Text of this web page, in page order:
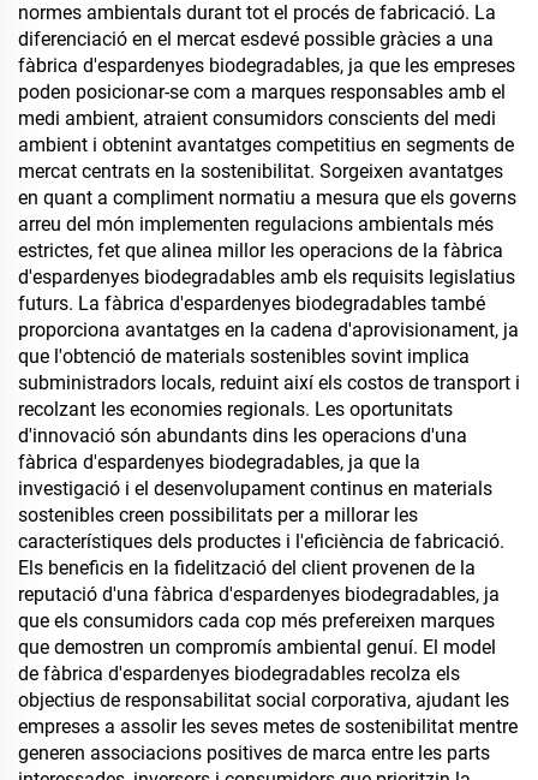
normes ambientals durant tot el procés de fabricació. La
diferenciació en el mercat esdevé possible gràcies a una
fàbrica d'espardenyes biodegradables, ja que les empreses
poden posicionar-se com a marques responsables amb el
medi ambient, atraient consumidors conscients del medi
ambient i obtenint avantatges competitius en segments de
mercat centrats en la sostenibilitat. Sorgeixen avantatges
en quant a compliment normatiu a mesura que els governs
arreu del món implementen regulacions ambientals més
estrictes, fet que alinea millor les operacions de la fàbrica
d'espardenyes biodegradables amb els requisits legislatius
futurs. La fàbrica d'espardenyes biodegradables també
proporciona avantatges en la cadena d'aprovisionament, ja
que l'obtenció de materials sostenibles sovint implica
subministradors locals, reduint així els costos de transport i
recolzant les economies regionals. Les oportunitats
d'innovació són abundants dins les operacions d'una
fàbrica d'espardenyes biodegradables, ja que la
investigació i el desenvolupament continus en materials
sostenibles creen possibilitats per a millorar les
característiques dels productes i l'eficiència de fabricació.
Els beneficis en la fidelització del client provenen de la
reputació d'una fàbrica d'espardenyes biodegradables, ja
que els consumidors cada cop més prefereixen marques
que demostren un compromís ambiental genuí. El model
de fàbrica d'espardenyes biodegradables recolza els
objectius de responsabilitat social corporativa, ajudant les
empreses a assolir les seves metes de sostenibilitat mentre
generen associacions positives de marca entre les parts